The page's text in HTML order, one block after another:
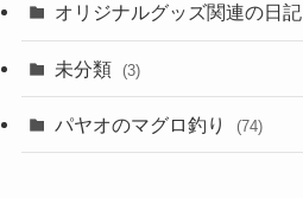
オリジナルグッズ関連の日記
未分類 (3)
パヤオのマグロ釣り (74)